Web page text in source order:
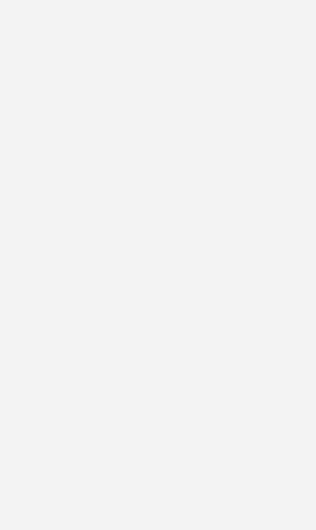
in Wien die Energiewende eher mit
und zur schnelle Veränderungen scheut,
klar. Sie wollen den schnellen
von Kohle, Gas und Öl hin zu Wind,
Die Stimmung für die rasche
den besten Wert seit zwei Jahren. Das ist
repräsentativen Befragung von 750
GfK Austria im
einheimischen
auf dem Tisch. Demnach
befragten Bürger die schnelle Umsetzung
Prozent würden auch eine längere
Brennstoffen hinnehmen. Mit 91
der Klimaschutzziele, wie sie in Paris
stärker. Mehr als neun von zehn